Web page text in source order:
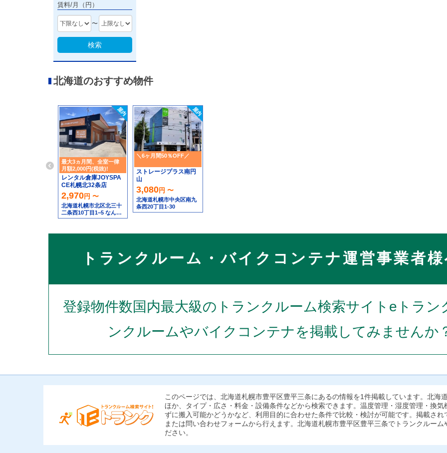
賃料/月（円）
〜
検索
北海道のおすすめ物件
最大3ヵ月間、全室一律
月額2,000円(税抜)!
レンタル倉庫JOYSPA
CE札幌北32条店
2,970円 〜
北海道札幌市北区北三十
二条西10丁目1−5 なんで
もリサイクルビッグバン
32条店隣
＼6ヶ月間50％OFF／
ストレージプラス南円
山
3,080円 〜
北海道札幌市中央区南九
条西20丁目1-30
トランクルーム・バイクコンテナ運営事業者
登録物件数国内最大級のトランクルーム検索サイトeトラン
ンクルームやバイクコンテナを掲載してみませんか
このページでは、北海道札幌市豊平区豊平三条にあるの情報を1件掲載しています。北海
ほか、タイプ・広さ・料金・設備条件などから検索できます。温度管理・湿度管理・換
ずに搬入可能かどうかなど、利用目的に合わせた条件で比較・検討が可能です。掲載さ
または問い合わせフォームから行えます。北海道札幌市豊平区豊平三条でトランクルー
ださい。